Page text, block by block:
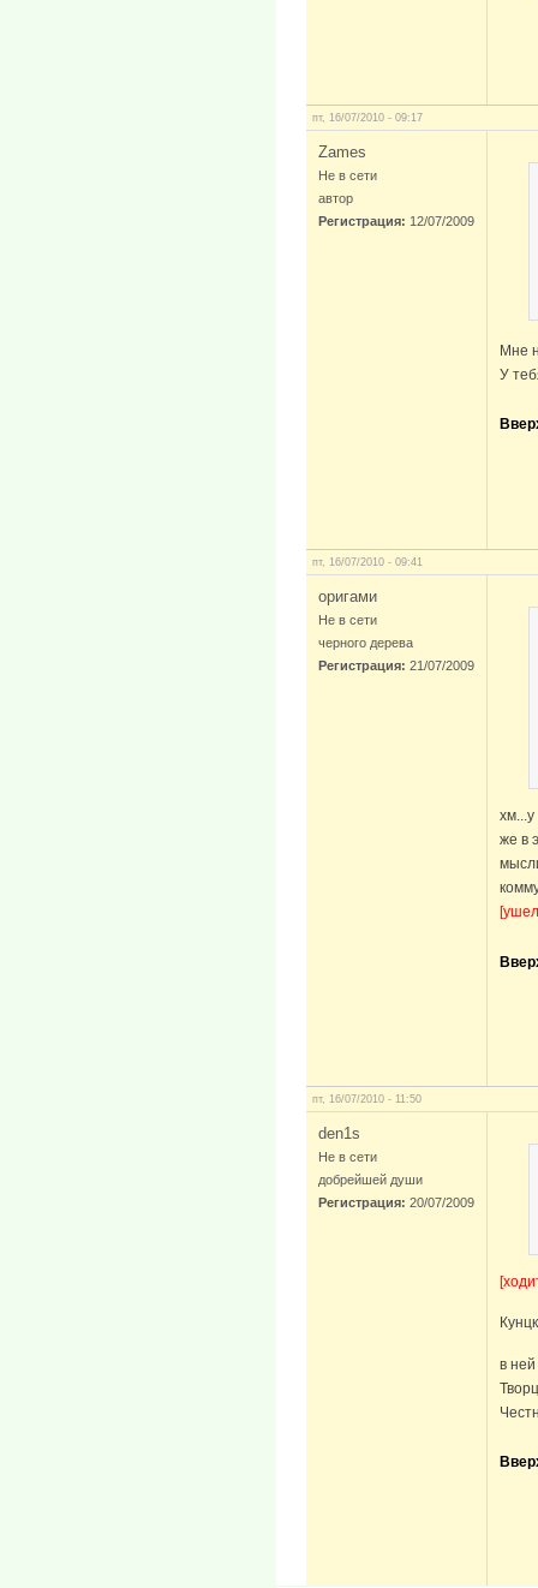
пт, 16/07/2010 - 09:17
Zames
Не в сети
автор
Регистрация: 12/07/2009
Мне
У
пт, 16/07/2010 - 09:41
оригами
Не в сети
черного дерева
Регистрация: 21/07/2009
же в
пт, 16/07/2010 - 11:50
den1s
Не в сети
добрейшей души
Регистрация: 20/07/2009
в